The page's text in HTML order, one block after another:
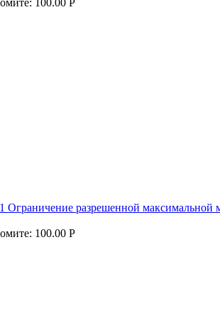
Ограничение разрешенной максимальной
100.00 Р